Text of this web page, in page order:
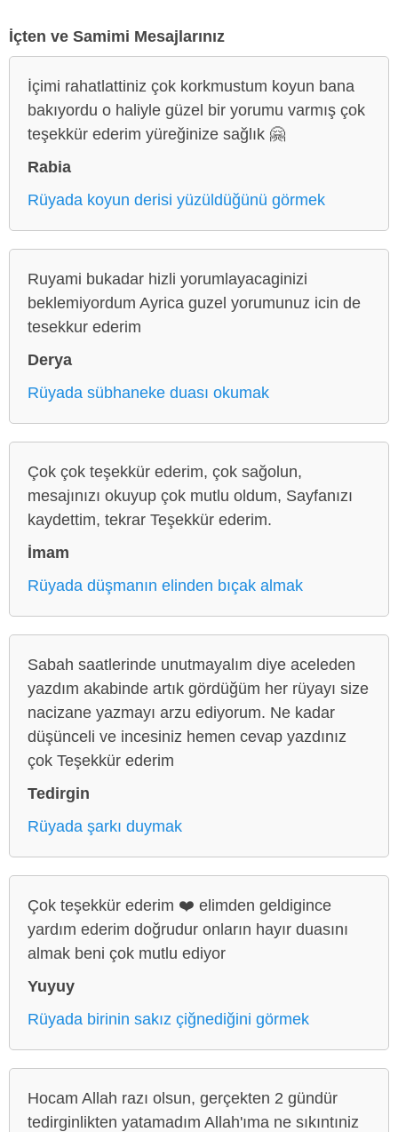
İçten ve Samimi Mesajlarınız
İçimi rahatlattiniz çok korkmustum koyun bana
bakıyordu o haliyle güzel bir yorumu varmış çok
teşekkür ederim yüreğinize sağlık 🤗
Rabia
Rüyada koyun derisi yüzüldüğünü görmek
Ruyami bukadar hizli yorumlayacaginizi
beklemiyordum Ayrica guzel yorumunuz icin de
tesekkur ederim
Derya
Rüyada sübhaneke duası okumak
Çok çok teşekkür ederim, çok sağolun,
mesajınızı okuyup çok mutlu oldum, Sayfanızı
kaydettim, tekrar Teşekkür ederim.
İmam
Rüyada düşmanın elinden bıçak almak
Sabah saatlerinde unutmayalım diye aceleden
yazdım akabinde artık gördüğüm her rüyayı size
nacizane yazmayı arzu ediyorum. Ne kadar
düşünceli ve incesiniz hemen cevap yazdınız
çok Teşekkür ederim
Tedirgin
Rüyada şarkı duymak
Çok teşekkür ederim ❤️ elimden geldigince
yardım ederim doğrudur onların hayır duasını
almak beni çok mutlu ediyor
Yuyuy
Rüyada birinin sakız çiğnediğini görmek
Hocam Allah razı olsun, gerçekten 2 gündür
tedirginlikten yatamadım Allah'ıma ne sıkıntıniz